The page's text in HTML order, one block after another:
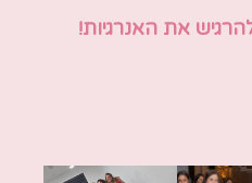
את האנרגיות!